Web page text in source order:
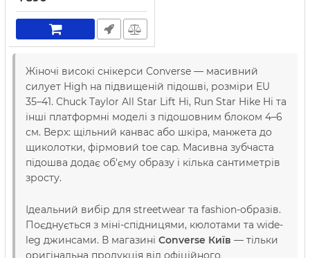
Жіночі високі снікерси Converse — масивний
силует High на підвищеній підошві, розміри EU
35–41. Chuck Taylor All Star Lift Hi, Run Star Hike Hi та
інші платформні моделі з підошовним блоком 4–6
см. Верх: щільний канвас або шкіра, манжета до
щиколотки, фірмовий toe cap. Масивна зубчаста
підошва додає об'єму образу і кілька сантиметрів
зросту.
Ідеальний вибір для streetwear та fashion-образів.
Поєднується з міні-спідницями, кюлотами та wide-
leg джинсами. В магазині Converse Київ — тільки
оригінальна продукція від офіційного